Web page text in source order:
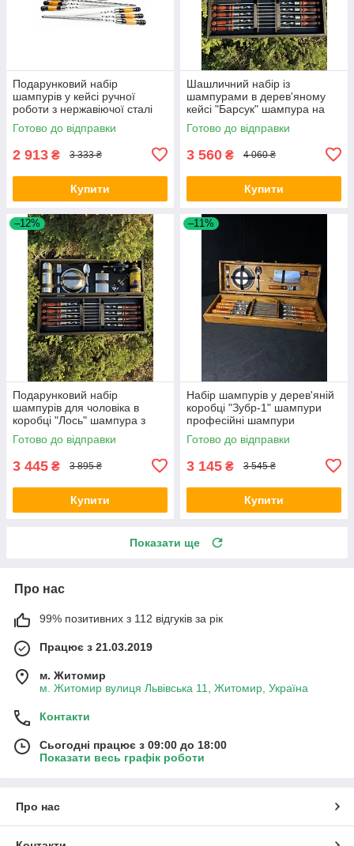
Подарунковий набір
шампурів у кейсі ручної
роботи з нержавіючої сталі
"Лис-1"
Готово до відправки
2 913 ₴ 3 333 ₴
Купити
Шашличний набір із
шампурами в дерев'яному
кейсі "Барсук" шампура на
подарунок батькові босу
другу чоловікові колезі
Готово до відправки
3 560 ₴ 4 060 ₴
Купити
–12%
Подарунковий набір
шампурів для чоловіка в
коробці "Лось" шампура з
дерев'яною ручкою шампура
для шашлику
Готово до відправки
3 445 ₴ 3 895 ₴
Купити
–11%
Набір шампурів у дерев'яній
коробці "Зубр-1" шампури
професійні шампури
подарункові шампури на
подарунок
Готово до відправки
3 145 ₴ 3 545 ₴
Купити
Показати ще
Про нас
99% позитивних з 112 відгуків за рік
Працює з 21.03.2019
м. Житомир
м. Житомир вулиця Львівська 11, Житомир, Україна
Контакти
Сьогодні працює з 09:00 до 18:00
Показати весь графік роботи
Про нас